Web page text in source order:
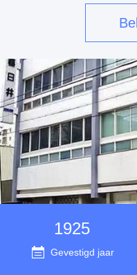
1925
Gevestigd jaar